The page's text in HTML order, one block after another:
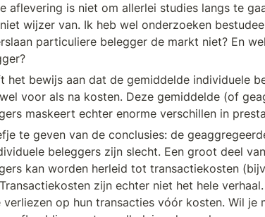
aflevering is niet om allerlei studies langs te
wijzer van. Ik heb wel onderzoeken
particuliere belegger de markt niet? En
het bewijs aan dat de gemiddelde individuele
voor als na kosten. Deze gemiddelde (of
maskeert echter enorme verschillen in
te geven van de conclusies: de
beleggers zijn slecht. Een groot deel
kan worden herleid tot transactiekosten
zijn echter niet het hele
op hun transacties vóór kosten. Wil je